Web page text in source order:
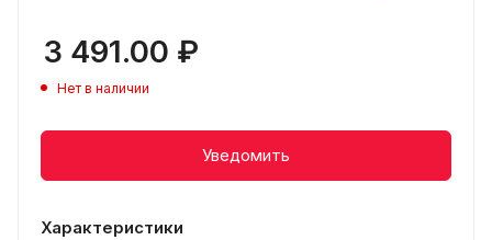
3 491.00 ₽
Нет в наличии
Уведомить
Характеристики